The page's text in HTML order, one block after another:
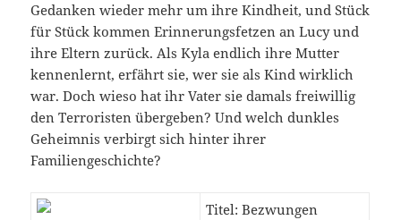
Gedanken wieder mehr um ihre Kindheit, und Stück
für Stück kommen Erinnerungsfetzen an Lucy und
ihre Eltern zurück. Als Kyla endlich ihre Mutter
kennenlernt, erfährt sie, wer sie als Kind wirklich
war. Doch wieso hat ihr Vater sie damals freiwillig
den Terroristen übergeben? Und welch dunkles
Geheimnis verbirgt sich hinter ihrer
Familiengeschichte?
Titel: Bezwungen